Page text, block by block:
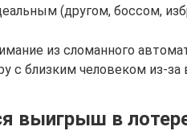
(другом, боссом,
из сломанного
с близким человеком из-за
выигрыш в